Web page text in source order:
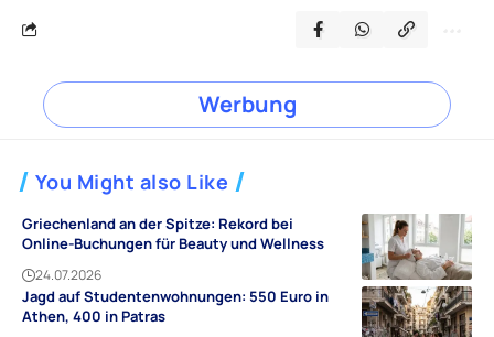
Werbung
You Might also Like
Griechenland an der Spitze: Rekord bei
Online-Buchungen für Beauty und Wellness
24.07.2026
Jagd auf Studentenwohnungen: 550 Euro in
Athen, 400 in Patras